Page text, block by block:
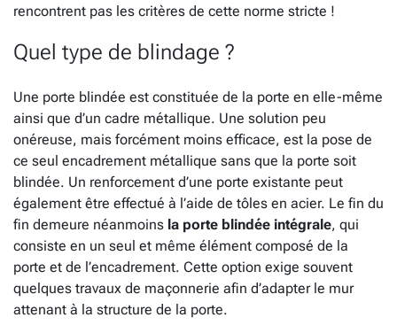
rencontrent pas les critères de cette norme stricte !
Quel type de blindage ?
Une porte blindée est constituée de la porte en elle-même
ainsi que d’un cadre métallique. Une solution peu
onéreuse, mais forcément moins efficace, est la pose de
ce seul encadrement métallique sans que la porte soit
blindée. Un renforcement d’une porte existante peut
également être effectué à l’aide de tôles en acier. Le fin du
fin demeure néanmoins la porte blindée intégrale, qui
consiste en un seul et même élément composé de la
porte et de l’encadrement. Cette option exige souvent
quelques travaux de maçonnerie afin d’adapter le mur
attenant à la structure de la porte.